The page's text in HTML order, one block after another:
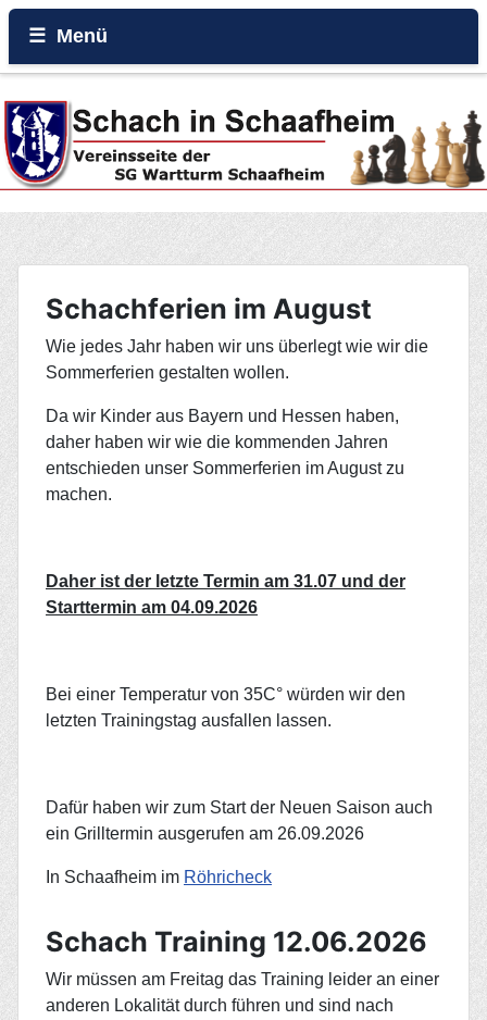
Menü
Beiträge
Galerie
Rund um den Wartturm
Schachferien im August
Wie jedes Jahr haben wir uns überlegt wie wir die
Sommerferien gestalten wollen.
Da wir Kinder aus Bayern und Hessen haben,
daher haben wir wie die kommenden Jahren
entschieden unser Sommerferien im August zu
machen.
Daher ist der letzte Termin am 31.07 und der
Starttermin am 04.09.2026
Bei einer Temperatur von 35C° würden wir den
letzten Trainingstag ausfallen lassen.
Dafür haben wir zum Start der Neuen Saison auch
ein Grilltermin ausgerufen am 26.09.2026
In Schaafheim im Röhricheck
Schach Training 12.06.2026
Wir müssen am Freitag das Training leider an einer
anderen Lokalität durch führen und sind nach